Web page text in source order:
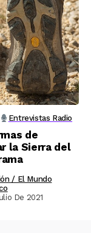
Entrevistas Radio
de
la Sierra del
/ El Mundo
De 2021